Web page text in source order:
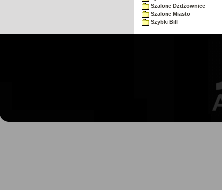
Szalone Dżdżownice
Szalone Miasto
Szybki Bill